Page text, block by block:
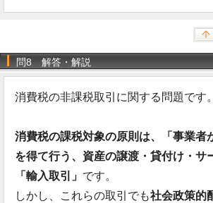
問8 解答・解説
消費税の非課税取引に関する問題です。
消費税の課税対象の原則は、「事業者
を得て行う、資産の譲渡・貸付け・サ
「輸入取引」 です。
しかし、これらの取引でも社会政策的